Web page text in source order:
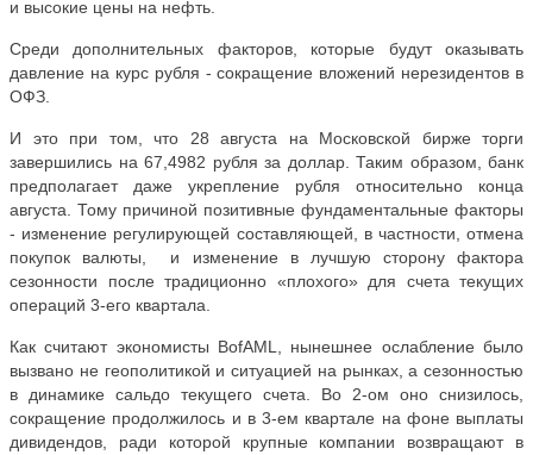
и высокие цены на нефть.
Среди дополнительных факторов, которые будут оказывать
давление на курс рубля - сокращение вложений нерезидентов в
ОФЗ.
И это при том, что 28 августа на Московской бирже торги
завершились на 67,4982 рубля за доллар. Таким образом, банк
предполагает даже укрепление рубля относительно конца
августа. Тому причиной позитивные фундаментальные факторы
- изменение регулирующей составляющей, в частности, отмена
покупок валюты, и изменение в лучшую сторону фактора
сезонности после традиционно «плохого» для счета текущих
операций 3-его квартала.
Как считают экономисты BofAML, нынешнее ослабление было
вызвано не геополитикой и ситуацией на рынках, а сезонностью
в динамике сальдо текущего счета. Во 2-ом оно снизилось,
сокращение продолжилось и в 3-ем квартале на фоне выплаты
дивидендов, ради которой крупные компании возвращают в